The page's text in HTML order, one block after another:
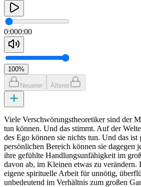
0:000:00
100%
Neuerer Älterer
Viele Verschwörungstheoretiker sind der
tun können. Und das stimmt. Auf der
des Ego können sie nichts tun. Und das ist
persönlichen Bereich können sie dagegen
ihre gefühlte Handlungsunfähigkeit im
davon ab, im Kleinen etwas zu verändern.
eigene spirituelle Arbeit für unnötig,
unbedeutend im Verhältnis zum großen